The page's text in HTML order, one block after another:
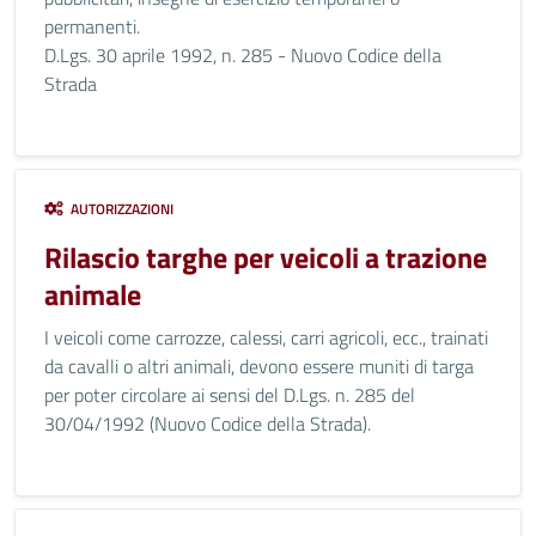
permanenti.
D.Lgs. 30 aprile 1992, n. 285 - Nuovo Codice della
Strada
AUTORIZZAZIONI
Rilascio targhe per veicoli a trazione
animale
I veicoli come carrozze, calessi, carri agricoli, ecc., trainati
da cavalli o altri animali, devono essere muniti di targa
per poter circolare ai sensi del D.Lgs. n. 285 del
30/04/1992 (Nuovo Codice della Strada).